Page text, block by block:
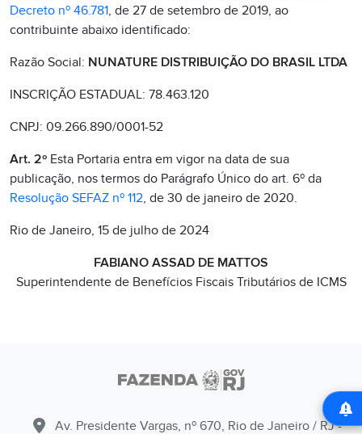
Decreto nº 46.781, de 27 de setembro de 2019, ao
contribuinte abaixo identificado:
Razão Social: NUNATURE DISTRIBUIÇÃO DO BRASIL LTDA
INSCRIÇÃO ESTADUAL: 78.463.120
CNPJ: 09.266.890/0001-52
Art. 2º Esta Portaria entra em vigor na data de sua
publicação, nos termos do Parágrafo Único do art. 6º da
Resolução SEFAZ nº 112, de 30 de janeiro de 2020.
Rio de Janeiro, 15 de julho de 2024
FABIANO ASSAD DE MATTOS
Superintendente de Benefícios Fiscais Tributários de ICMS
Av. Presidente Vargas, nº 670, Rio de Janeiro / RJ -